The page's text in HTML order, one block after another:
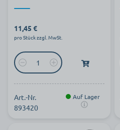
11,45 €
pro Stück zzgl. MwSt.
Art.-Nr.
893420
Auf Lager